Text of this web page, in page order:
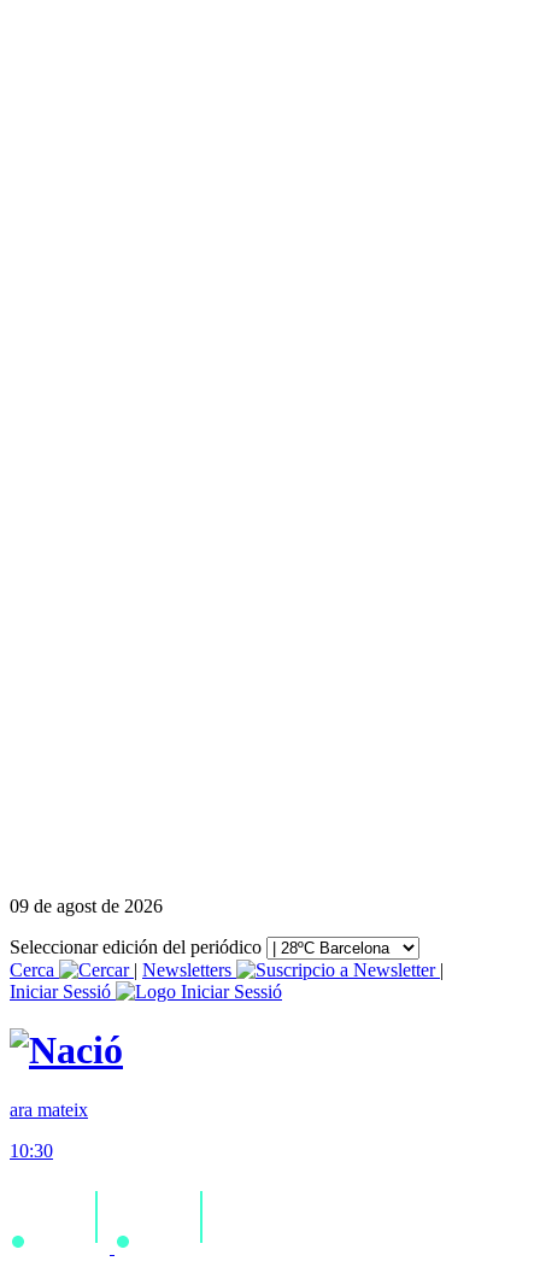
09 de agost de 2026
Seleccionar edición del periódico
Cerca
| Newsletters
|
Iniciar Sessió
ara mateix
10:30